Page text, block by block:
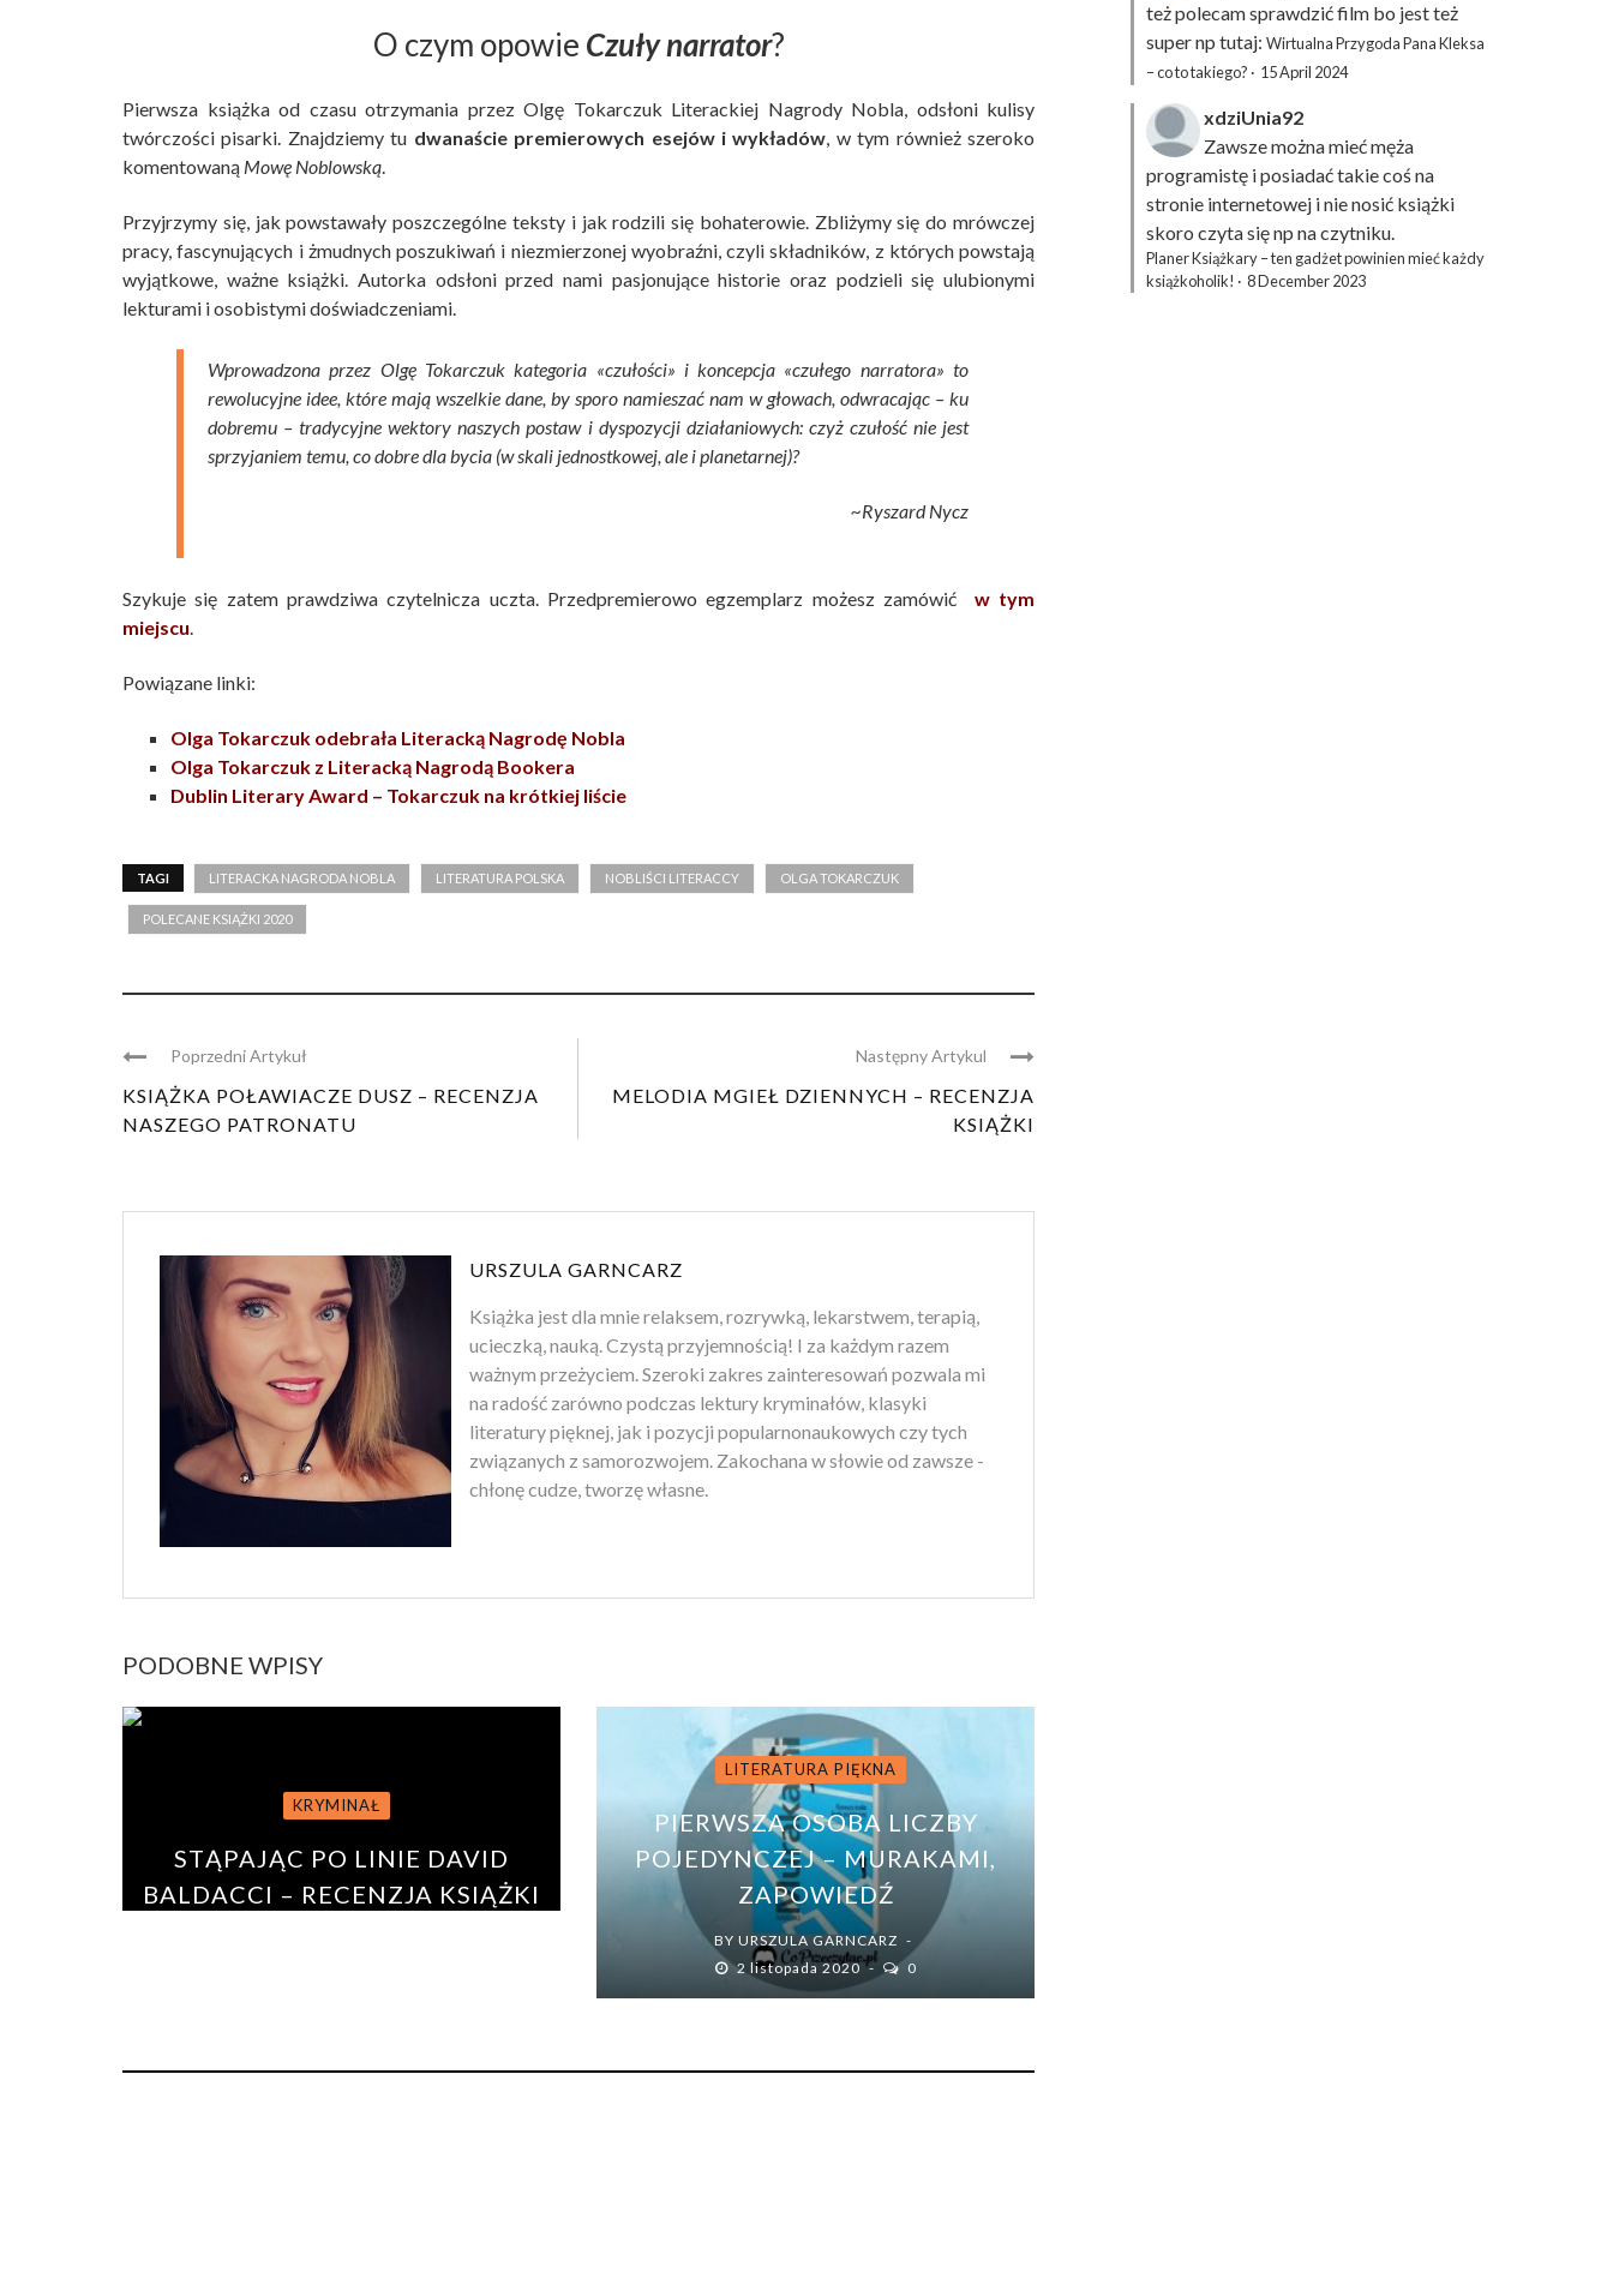
O czym opowie Czuły narrator?
Pierwsza książka od czasu otrzymania przez Olgę Tokarczuk Literackiej Nagrody Nobla, odsłoni kulisy
twórczości pisarki. Znajdziemy tu dwanaście premierowych esejów i wykładów, w tym również szeroko
komentowaną Mowę Noblowską.
Przyjrzymy się, jak powstawały poszczególne teksty i jak rodzili się bohaterowie. Zbliżymy się do mrówczej
pracy, fascynujących i żmudnych poszukiwań i niezmierzonej wyobraźni, czyli składników, z których powstają
wyjątkowe, ważne książki. Autorka odsłoni przed nami pasjonujące historie oraz podzieli się ulubionymi
lekturami i osobistymi doświadczeniami.
Wprowadzona przez Olgę Tokarczuk kategoria «czułości» i koncepcja «czułego narratora» to
rewolucyjne idee, które mają wszelkie dane, by sporo namieszać nam w głowach, odwracając – ku
dobremu – tradycyjne wektory naszych postaw i dyspozycji działaniowych: czyż czułość nie jest
sprzyjaniem temu, co dobre dla bycia (w skali jednostkowej, ale i planetarnej)?
~Ryszard Nycz
Szykuje się zatem prawdziwa czytelnicza uczta. Przedpremierowo egzemplarz możesz zamówić w tym
miejscu.
Powiązane linki:
Olga Tokarczuk odebrała Literacką Nagrodę Nobla
Olga Tokarczuk z Literacką Nagrodą Bookera
Dublin Literary Award – Tokarczuk na krótkiej liście
TAGI LITERACKA NAGRODA NOBLA LITERATURA POLSKA NOBLIŚCI LITERACCY OLGA TOKARCZUK
POLECANE KSIĄŻKI 2020
Poprzedni Artykuł
KSIĄŻKA POŁAWIACZE DUSZ – RECENZJA
NASZEGO PATRONATU
Następny Artykul
MELODIA MGIEŁ DZIENNYCH – RECENZJA
KSIĄŻKI
URSZULA GARNCARZ
Książka jest dla mnie relaksem, rozrywką, lekarstwem, terapią,
ucieczką, nauką. Czystą przyjemnością! I za każdym razem
ważnym przeżyciem. Szeroki zakres zainteresowań pozwala mi
na radość zarówno podczas lektury kryminałów, klasyki
literatury pięknej, jak i pozycji popularnonaukowych czy tych
związanych z samorozwojem. Zakochana w słowie od zawsze -
chłonę cudze, tworzę własne.
PODOBNE WPISY
KRYMINAŁ
STĄPAJĄC PO LINIE DAVID
BALDACCI – RECENZJA KSIĄŻKI
LITERATURA PIĘKNA
PIERWSZA OSOBA LICZBY
POJEDYNCZEJ – MURAKAMI,
ZAPOWIEDŹ
BYURSZULA GARNCARZ
2 listopada 2020
0
też polecam sprawdzić film bo jest też
super np tutaj: Wirtualna Przygoda Pana Kleksa
– co to takiego? · 15 April 2024
xdziUnia92
Zawsze można mieć męża
programistę i posiadać takie coś na
stronie internetowej i nie nosić książki
skoro czyta się np na czytniku.
Planer Książkary – ten gadżet powinien mieć każdy
książkoholik! · 8 December 2023